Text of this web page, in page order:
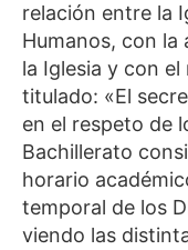
relación entre la
Humanos, con la
la Iglesia y con el
titulado: «El
en el respeto de
Bachillerato
horario
temporal de los
viendo las